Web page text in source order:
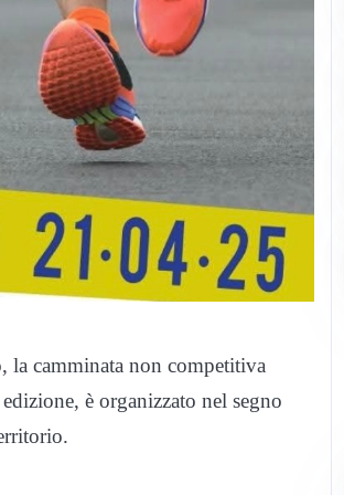
la camminata non competitiva
è organizzato nel segno